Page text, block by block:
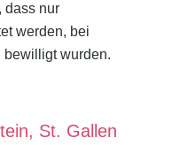
dass nur
werden, bei
bewilligt wurden.
St. Gallen